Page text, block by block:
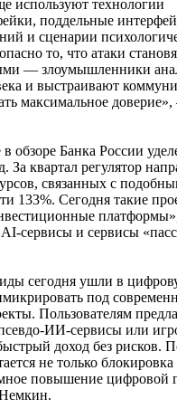
используют технологии
поддельные
и сценарии
то, что атаки
— злоумышленники
и выстраивают
максимальное
обзоре Банка России
квартал регулятор
связанных с
133%. Сегодня такие
сервисы и сервисы
сегодня ушли в
под
Пользователям
ИИ-сервисы или
доход без рисков.
не только
повышение цифровой